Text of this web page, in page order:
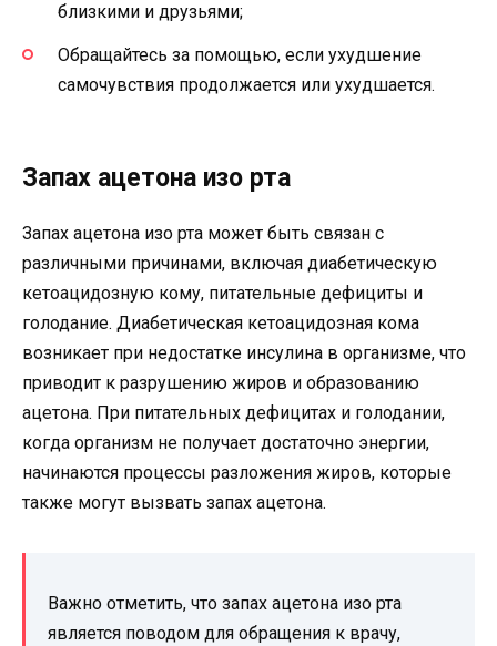
близкими и друзьями;
Обращайтесь за помощью, если ухудшение
самочувствия продолжается или ухудшается.
Запах ацетона изо рта
Запах ацетона изо рта может быть связан с
различными причинами, включая диабетическую
кетоацидозную кому, питательные дефициты и
голодание. Диабетическая кетоацидозная кома
возникает при недостатке инсулина в организме, что
приводит к разрушению жиров и образованию
ацетона. При питательных дефицитах и голодании,
когда организм не получает достаточно энергии,
начинаются процессы разложения жиров, которые
также могут вызвать запах ацетона.
Важно отметить, что запах ацетона изо рта
является поводом для обращения к врачу,